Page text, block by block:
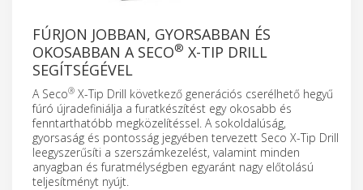
FÚRJON JOBBAN, GYORSABBAN ÉS
OKOSABBAN A SECO® X-TIP DRILL
SEGÍTSÉGÉVEL
A Seco® X-Tip Drill következő generációs cserélhető hegyű
fúró újradefiniálja a furatkészítést egy okosabb és
fenntarthatóbb megközelítéssel. A sokoldalúság,
gyorsaság és pontosság jegyében tervezett Seco X-Tip Drill
leegyszerűsíti a szerszámkezelést, valamint minden
anyagban és furatmélységben egyaránt nagy előtolású
teljesítményt nyújt.